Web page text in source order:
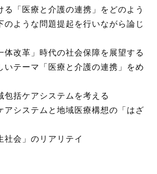
る「医療と介護の連携」をどのよう
のような問題提起を行いながら論じ
改革」時代の社会保障を展望する
テーマ「医療と介護の連携」をめ
括ケアシステムを考える
システムと地域医療構想の「はざ
会」のリアリテイ